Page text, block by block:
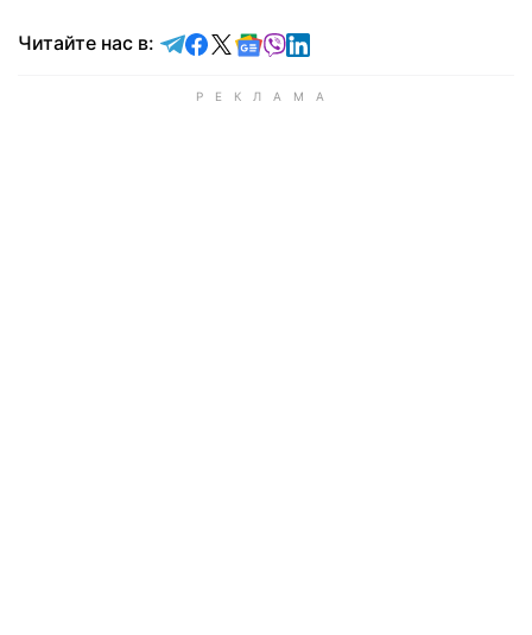
Читайте нас в: Читайте в Telegram
Читайте в Facebook
Читайте в X
Читайте в Google news
Читайте в Viber
Читайте в LinkedIn